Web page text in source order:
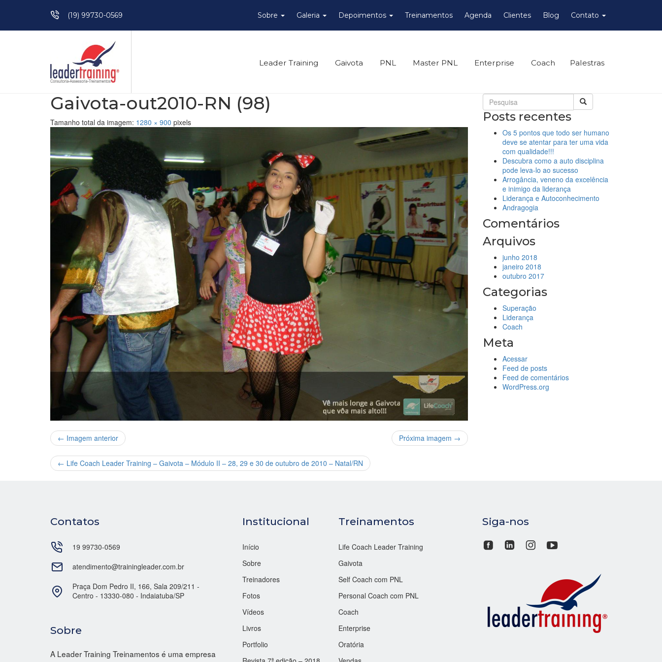
Pular para o conteúdo(19) 99730-0569 Sobre Galeria Depoimentos Treinamentos Agenda Clientes Blog Contato
Leader Training Gaivota PNL Master PNL Enterprise Coach Palestras
Gaivota-out2010-RN (98)
Tamanho total da imagem: 1280 × 900 pixels
← Imagem anterior Próxima imagem →
← Life Coach Leader Training – Gaivota – Módulo II – 28, 29 e 30 de outubro de 2010 – Natal/RN
Posts recentes
Os 5 pontos que todo ser humano
deve se atentar para ter uma vida
com qualidade!!!
Descubra como a auto disciplina
pode leva-lo ao sucesso
Arrogância, veneno da excelência
e inimigo da liderança
Liderança e Autoconhecimento
Andragogia
Comentários
Arquivos
junho 2018
janeiro 2018
outubro 2017
Categorias
Superação
Liderança
Coach
Meta
Acessar
Feed de posts
Feed de comentários
WordPress.org
Contatos
19 99730-0569
atendimento@trainingleader.com.br
Praça Dom Pedro II, 166, Sala 209/211 -
Centro - 13330-080 - Indaiatuba/SP
Sobre
A Leader Training Treinamentos é uma empresa
Institucional
Início
Sobre
Treinadores
Fotos
Vídeos
Livros
Portfolio
Treinamentos
Life Coach Leader Training
Gaivota
Self Coach com PNL
Personal Coach com PNL
Coach
Enterprise
Oratória
Siga-nos